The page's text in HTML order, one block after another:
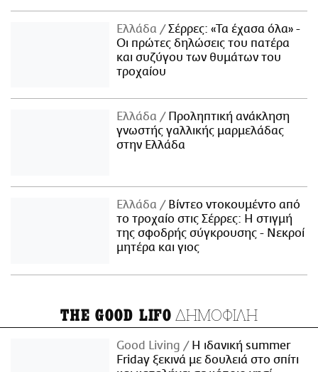
Ελλάδα
Σέρρες: «Τα έχασα όλα» -
Οι πρώτες δηλώσεις του πατέρα
και συζύγου των θυμάτων του
τροχαίου
Ελλάδα
Προληπτική ανάκληση
γνωστής γαλλικής μαρμελάδας
στην Ελλάδα
Ελλάδα
Βίντεο ντοκουμέντο από
το τροχαίο στις Σέρρες: Η στιγμή
της σφοδρής σύγκρουσης - Νεκροί
μητέρα και γιος
THE GOOD LIFO ΔΗΜΟΦΙΛΗ
Good Living
Η ιδανική summer
Friday ξεκινά με δουλειά στο σπίτι